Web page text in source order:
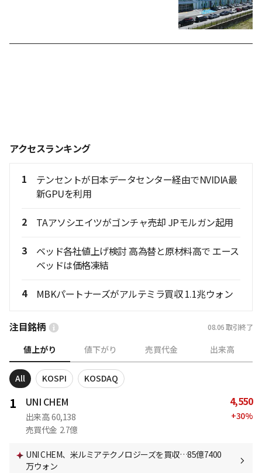
アクセスランキング
1
テンセントが日本データセンター経由でNVIDIA最
新GPUを利用
2 TAアソシエイツがゴンチャ売却 JPモルガン起用
3
ベッド各社値上げ検討 高為替と原材料高で エース
ベッドは価格凍結
4 MBKパートナーズがアルテミラ買収 1.1兆ウォン
注目銘柄 08.06 取引終了
値上がり 値下がり 売買代金 出来高
All KOSPI KOSDAQ
1 UNI CHEM
出来高 60,138
売買代金 2.7億
4,550
+30%
UNI CHEM、米ルミアテクノロジーズを買収…85億7400
万ウォン